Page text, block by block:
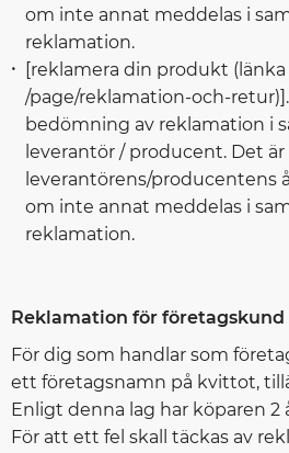
om inte annat meddelas i
reklamation.
[reklamera din produkt (länka
/page/reklamation-och-
bedömning av reklamation i
leverantör / producent. Det är
leverantörens/producentens
om inte annat meddelas i
reklamation.
Reklamation för företagskund
För dig som handlar som
ett företagsnamn på kvittot,
Enligt denna lag har köparen 2
För att ett fel skall täckas av